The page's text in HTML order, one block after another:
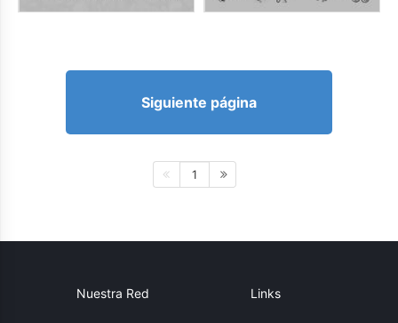
Siguiente página
1
Nuestra Red Links